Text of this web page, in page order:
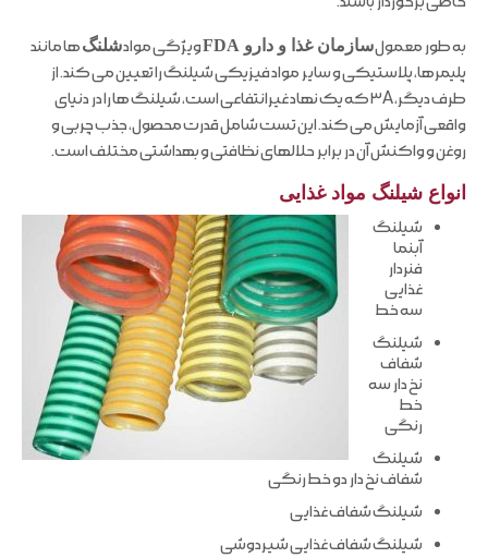
به طور معمولسازمان غذا و دارو FDA ویژگی موادشلنگها مانند
پلیمرها، پلاستیکی و سایر مواد فیزیکی شیلنگ را تعیین می کند. از
طرف دیگر، ۳A که یک نهاد غیرانتفاعی است، شیلنگ ها را در دنیای
واقعی آزمایش می کند. این تست شامل قدرت محصول، جذب چربی و
روغن و واکنش آن در برابر حلالهای نظافتی و بهداشتی مختلف است.
انواع شیلنگ مواد غذایی
شیلنگ
آبنما
فنردار
غذایی
سه خط
شیلنگ
شفاف
نخ دار سه
خط
رنگی
شیلنگ
شفاف نخ دار دو خط رنگی
شیلنگ شفاف غذایی
شیلنگ شفاف غذایی شیردوشی